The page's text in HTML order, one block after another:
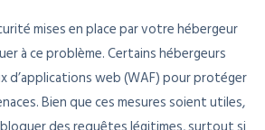
mises en place par votre hébergeur
à ce problème. Certains hébergeurs
d’applications web (WAF) pour protéger
Bien que ces mesures soient utiles,